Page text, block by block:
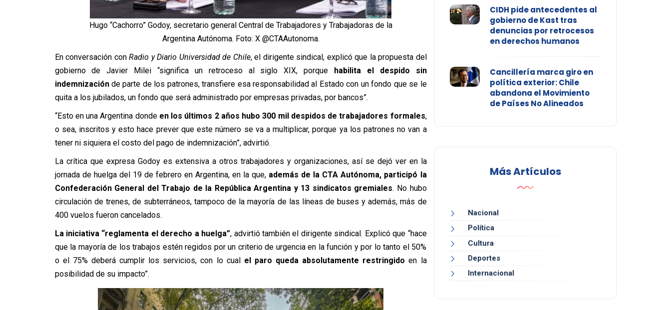
Hugo “Cachorro” Godoy, secretario general Central de Trabajadores y Trabajadoras de la
Argentina Autónoma. Foto: X @CTAAutonoma.
En conversación con Radio y Diario Universidad de Chile, el dirigente sindical, explicó que la propuesta del
gobierno de Javier Milei “significa un retroceso al siglo XIX, porque habilita el despido sin
indemnizaciónde parte de los patrones, transfiere esa responsabilidad al Estado con un fondo que se le
quita a los jubilados, un fondo que será administrado por empresas privadas, por bancos”.
“Esto en una Argentina dondeen los últimos 2 años hubo 300 mil despidos de trabajadores formales,
o sea, inscritos y esto hace prever que este número se va a multiplicar, porque ya los patrones no van a
tener ni siquiera el costo del pago de indemnización”, advirtió.
La crítica que expresa Godoy es extensiva a otros trabajadores y organizaciones, así se dejó ver en la
jornada de huelga del 19 de febrero en Argentina, en la que, además de la CTA Autónoma, participó la
Confederación General del Trabajo de la República Argentina y 13 sindicatos gremiales. No hubo
circulación de trenes, de subterráneos, tampoco de la mayoría de las líneas de buses y además, más de
400 vuelos fueron cancelados.
La iniciativa “reglamenta el derecho a huelga”, advirtió también el dirigente sindical. Explicó que “hace
que la mayoría de los trabajos estén regidos por un criterio de urgencia en la función y por lo tanto el 50%
o el 75% deberá cumplir los servicios, con lo cual el paro queda absolutamente restringido en la
posibilidad de su impacto”.
CIDH pide antecedentes al
gobierno de Kast tras
denuncias por retrocesos
en derechos humanos
Cancillería marca giro en
política exterior: Chile
abandona el Movimiento
de Países No Alineados
Más Artículos
Nacional
Política
Cultura
Deportes
Internacional